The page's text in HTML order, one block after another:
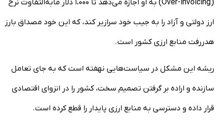
(Over-invoicing) به او اجازه می‌دهد تا ۱،۰۰۰ دلار مابه‌التفاوت نرخ
ارز دولتی و آزاد را به جیب خود سرازیر کند، که این خود مصداق بارز
هدررفت منابع ارزی کشور است.
ریشه این مشکل در سیاست‌هایی نهفته است که به جای تعامل
سازنده و اراده بر گرفتن تصمیم سخت، کشور را در انزوای اقتصادی
قرار داده و دسترسی به منابع ارزی پایدار را قطع کرده است.